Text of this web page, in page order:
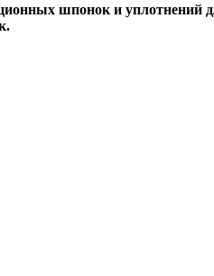
шпонок и